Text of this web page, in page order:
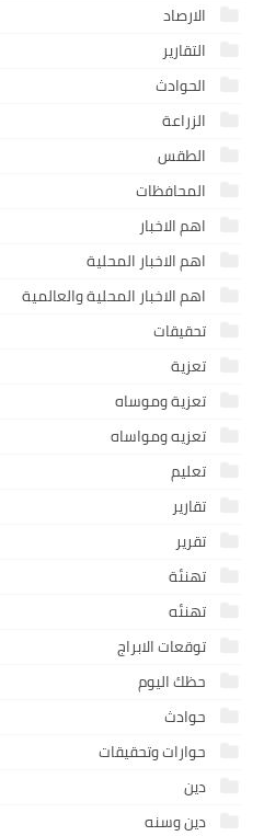
الارصاد
التقارير
الحوادث
الزراعة
الطقس
المحافظات
اهم الاخبار
اهم الاخبار المحلية
اهم الاخبار المحلية والعالمية
تحقيقات
تعزية
تعزية وموساه
تعزيه ومواساه
تعليم
تقارير
تقرير
تهنئة
تهنئه
توقعات الابراج
حظك اليوم
حوادث
حوارات وتحقيقات
دين
دين وسنه